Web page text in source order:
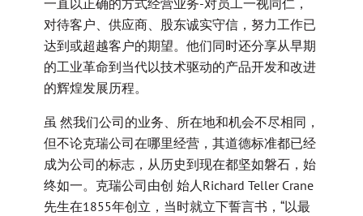
一直以正确的方式经营业务-对员工一视同仁，
对待客户、供应商、股东诚实守信，努力工作已
达到或超越客户的期望。他们同时还分享从早期
的工业革命到当代以技术驱动的产品开发和改进
的辉煌发展历程。
虽 然我们公司的业务、所在地和机会不尽相同，
但不论克瑞公司在哪里经营，其道德标准都已经
成为公司的标志，从历史到现在都坚如磐石，始
终如一。克瑞公司由创 始人Richard Teller Crane
先生在1855年创立，当时就立下誓言书，“以最